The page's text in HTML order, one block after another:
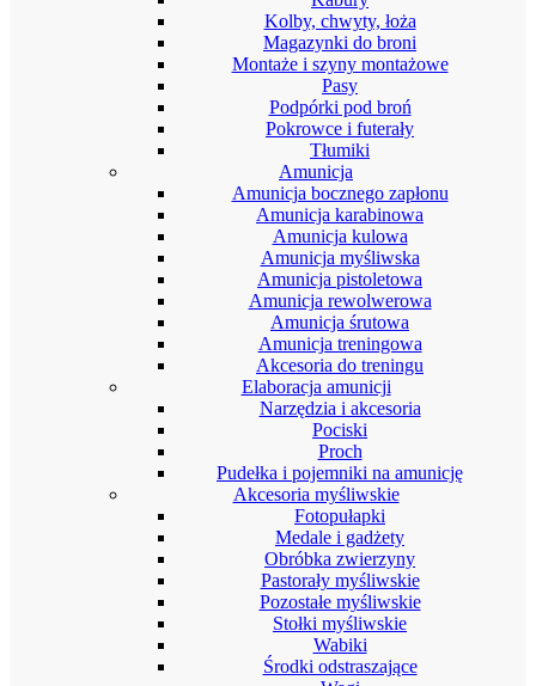
Kolby, chwyty, łoża
Magazynki do broni
Montaże i szyny montażowe
Pasy
Podpórki pod broń
Pokrowce i futerały
Tłumiki
Amunicja
Amunicja bocznego zapłonu
Amunicja karabinowa
Amunicja kulowa
Amunicja myśliwska
Amunicja pistoletowa
Amunicja rewolwerowa
Amunicja śrutowa
Amunicja treningowa
Akcesoria do treningu
Elaboracja amunicji
Narzędzia i akcesoria
Pociski
Proch
Pudełka i pojemniki na amunicję
Akcesoria myśliwskie
Fotopułapki
Medale i gadżety
Obróbka zwierzyny
Pastorały myśliwskie
Pozostałe myśliwskie
Stołki myśliwskie
Wabiki
Środki odstraszające